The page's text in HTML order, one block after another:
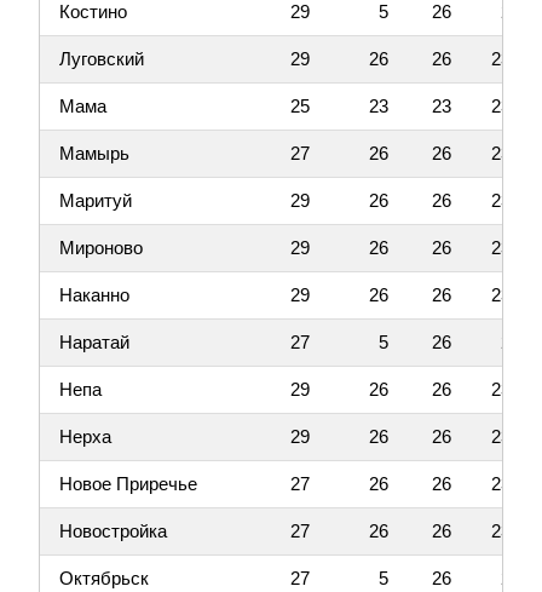
Костино 29 5 26
Луговский 29 26 26 23
Мама 25 23 23 23
Мамырь 27 26 26 23
Маритуй 29 26 26 23
Мироново 29 26 26 23
Наканно 29 26 26 23
Наратай 27 5 26
Непа 29 26 26 23
Нерха 29 26 26 23
Новое Приречье 27 26 26 23
Новостройка 27 26 26 23
Октябрьск 27 5 26